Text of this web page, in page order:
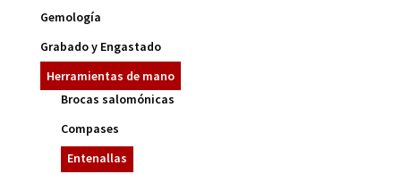
Gemología
Grabado y Engastado
Herramientas de mano
Brocas salomónicas
Compases
Entenallas